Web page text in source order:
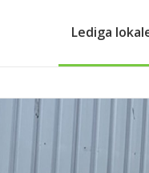
Lediga